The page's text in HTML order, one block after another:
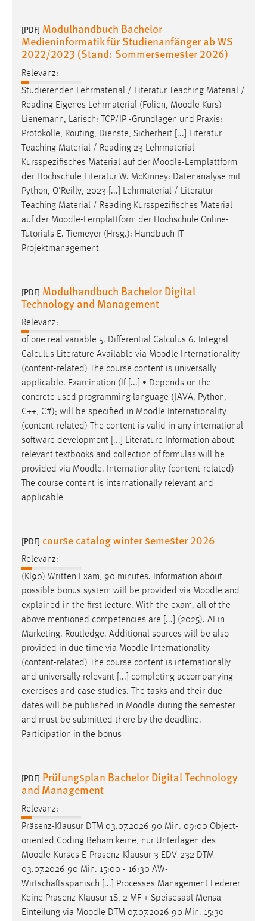
[PDF] Modulhandbuch Bachelor
Medieninformatik für Studienanfänger ab WS
2022/2023 (Stand: Sommersemester 2026)
Relevanz:
Studierenden Lehrmaterial / Literatur Teaching Material /
Reading Eigenes Lehrmaterial (Folien, Moodle Kurs)
Lienemann, Larisch: TCP/IP -Grundlagen und Praxis:
Protokolle, Routing, Dienste, Sicherheit [...] Literatur
Teaching Material / Reading 23 Lehrmaterial
Kursspezifisches Material auf der Moodle-Lernplattform
der Hochschule Literatur W. McKinney: Datenanalyse mit
Python, O'Reilly, 2023 [...] Lehrmaterial / Literatur
Teaching Material / Reading Kursspezifisches Material
auf der Moodle-Lernplattform der Hochschule Online-
Tutorials E. Tiemeyer (Hrsg.): Handbuch IT-
Projektmanagement
[PDF] Modulhandbuch Bachelor Digital
Technology and Management
Relevanz:
of one real variable 5. Differential Calculus 6. Integral
Calculus Literature Available via Moodle Internationality
(content-related) The course content is universally
applicable. Examination (If [...] • Depends on the
concrete used programming language (JAVA, Python,
C++, C#); will be specified in Moodle Internationality
(content-related) The content is valid in any international
software development [...] Literature Information about
relevant textbooks and collection of formulas will be
provided via Moodle. Internationality (content-related)
The course content is internationally relevant and
applicable
[PDF] course catalog winter semester 2026
Relevanz:
(Kl90) Written Exam, 90 minutes. Information about
possible bonus system will be provided via Moodle and
explained in the first lecture. With the exam, all of the
above mentioned competencies are [...] (2025). AI in
Marketing. Routledge. Additional sources will be also
provided in due time via Moodle Internationality
(content-related) The course content is internationally
and universally relevant [...] completing accompanying
exercises and case studies. The tasks and their due
dates will be published in Moodle during the semester
and must be submitted there by the deadline.
Participation in the bonus
[PDF] Prüfungsplan Bachelor Digital Technology
and Management
Relevanz:
Präsenz-Klausur DTM 03.07.2026 90 Min. 09:00 Object-
oriented Coding Beham keine, nur Unterlagen des
Moodle-Kurses E-Präsenz-Klausur 3 EDV-232 DTM
03.07.2026 90 Min. 15:00 - 16:30 AW-
Wirtschaftsspanisch [...] Processes Management Lederer
Keine Präsenz-Klausur 1S, 2 MF + Speisesaal Mensa
Einteilung via Moodle DTM 07.07.2026 90 Min. 15:30